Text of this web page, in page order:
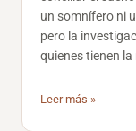
un somnífero ni
pero la
quienes tienen
Leer más »